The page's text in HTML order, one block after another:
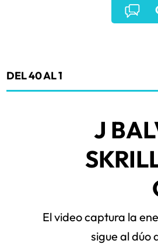
DEL 40 AL 1
J
El video captura la
sigue al dúo